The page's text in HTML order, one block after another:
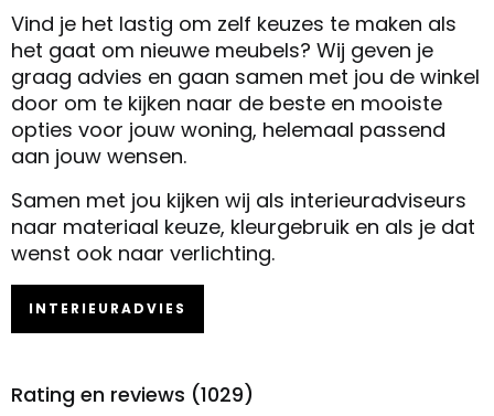
Vind je het lastig om zelf keuzes te maken als
het gaat om nieuwe meubels? Wij geven je
graag advies en gaan samen met jou de winkel
door om te kijken naar de beste en mooiste
opties voor jouw woning, helemaal passend
aan jouw wensen.
Samen met jou kijken wij als interieuradviseurs
naar materiaal keuze, kleurgebruik en als je dat
wenst ook naar verlichting.
INTERIEURADVIES
Rating en reviews (1029)